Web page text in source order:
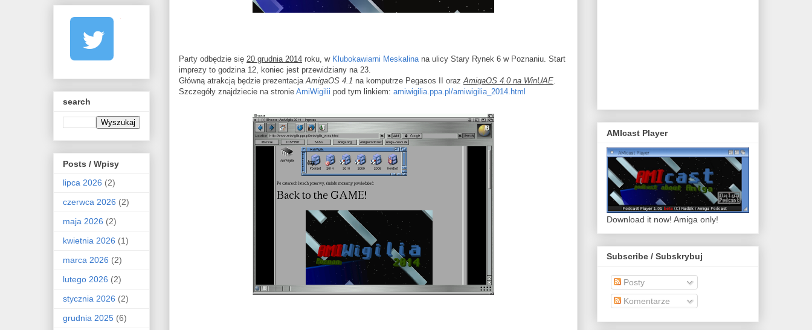
Party odbędzie się 20 grudnia 2014 roku, w Klubokawiarni Meskalinana ulicy Stary Rynek 6 w Poznaniu. Start
imprezy to godzina 12, koniec jest przewidziany na 23.
Główną atrakcją będzie prezentacjaAmigaOS 4.1 na komputrze Pegasos II orazAmigaOS 4.0 na WinUAE.
Szczegóły znajdziecie na stronie AmiWigilii pod tym linkiem: amiwigilia.ppa.pl/amiwigilia_2014.html
search
Posts / Wpisy
lipca 2026 (2)
czerwca 2026 (2)
maja 2026 (2)
kwietnia 2026 (1)
marca 2026 (2)
lutego 2026 (2)
stycznia 2026 (2)
grudnia 2025 (6)
AMIcast Player
Download it now! Amiga only!
Subscribe / Subskrybuj
Posty
Komentarze